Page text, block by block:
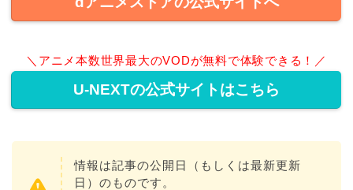
＼アニメ本数世界最大のVODが無料で体験できる！／
U-NEXTの公式サイトはこちら
情報は記事の公開日（もしくは最新更新
日）のものです。